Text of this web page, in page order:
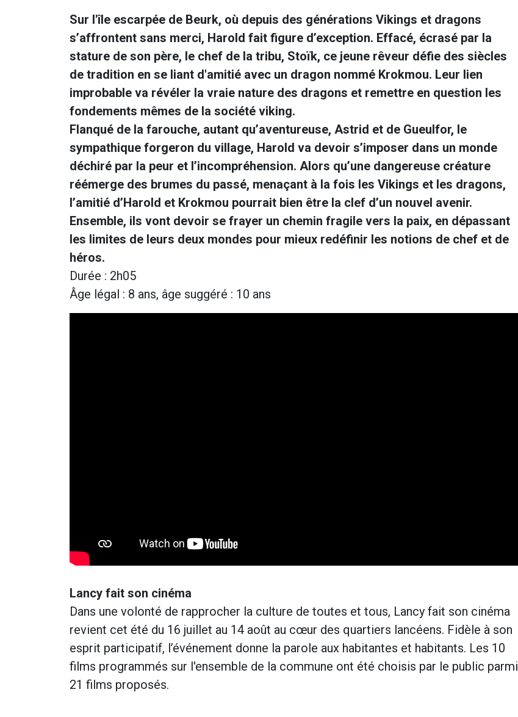
Sur l'île escarpée de Beurk, où depuis des générations Vikings et dragons
s’affrontent sans merci, Harold fait figure d’exception. Effacé, écrasé par la
stature de son père, le chef de la tribu, Stoïk, ce jeune rêveur défie des siècles
de tradition en se liant d'amitié avec un dragon nommé Krokmou. Leur lien
improbable va révéler la vraie nature des dragons et remettre en question les
fondements mêmes de la société viking.
Flanqué de la farouche, autant qu’aventureuse, Astrid et de Gueulfor, le
sympathique forgeron du village, Harold va devoir s’imposer dans un monde
déchiré par la peur et l’incompréhension. Alors qu’une dangereuse créature
réémerge des brumes du passé, menaçant à la fois les Vikings et les dragons,
l’amitié d’Harold et Krokmou pourrait bien être la clef d’un nouvel avenir.
Ensemble, ils vont devoir se frayer un chemin fragile vers la paix, en dépassant
les limites de leurs deux mondes pour mieux redéfinir les notions de chef et de
héros.
Durée : 2h05
Âge légal : 8 ans, âge suggéré : 10 ans
Lancy fait son cinéma
Dans une volonté de rapprocher la culture de toutes et tous, Lancy fait son cinéma
revient cet été du 16 juillet au 14 août au cœur des quartiers lancéens. Fidèle à son
esprit participatif, l’événement donne la parole aux habitantes et habitants. Les 10
films programmés sur l'ensemble de la commune ont été choisis par le public parmi
21 films proposés.